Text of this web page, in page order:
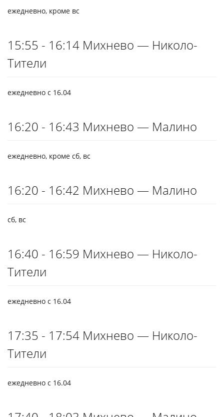
ежедневно, кроме вс
15:55 - 16:14 Михнево — Николо-
Тители
ежедневно с 16.04
16:20 - 16:43 Михнево — Малино
ежедневно, кроме сб, вс
16:20 - 16:42 Михнево — Малино
сб, вс
16:40 - 16:59 Михнево — Николо-
Тители
ежедневно с 16.04
17:35 - 17:54 Михнево — Николо-
Тители
ежедневно с 16.04